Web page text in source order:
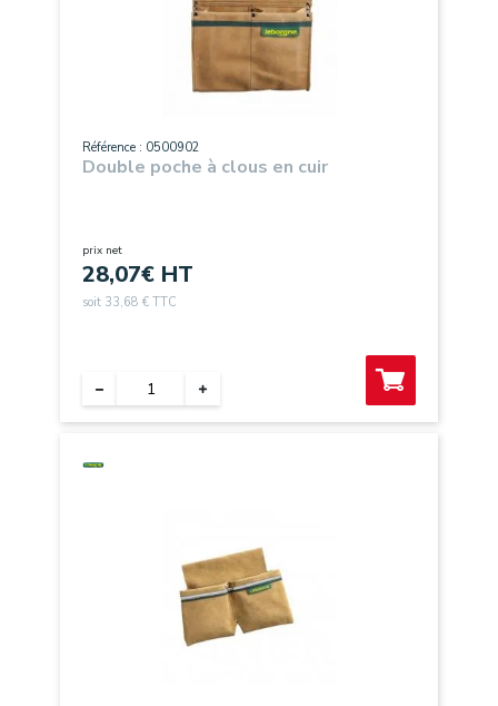
Référence : 0500902
Double poche à clous en cuir
prix net
28,07€ HT
soit 33,68 € TTC